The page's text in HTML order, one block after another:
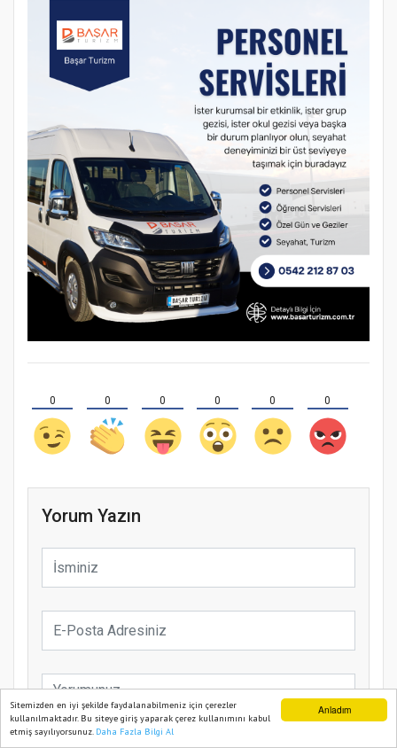
Anladım
Sitemizden en iyi şekilde faydalanabilmeniz için çerezler
kullanılmaktadır. Bu siteye giriş yaparak çerez kullanımını kabul
etmiş sayılıyorsunuz. Daha Fazla Bilgi Al
0 0 0 0 0 0
Yorum Yazın
Ana Sayfa Web TV